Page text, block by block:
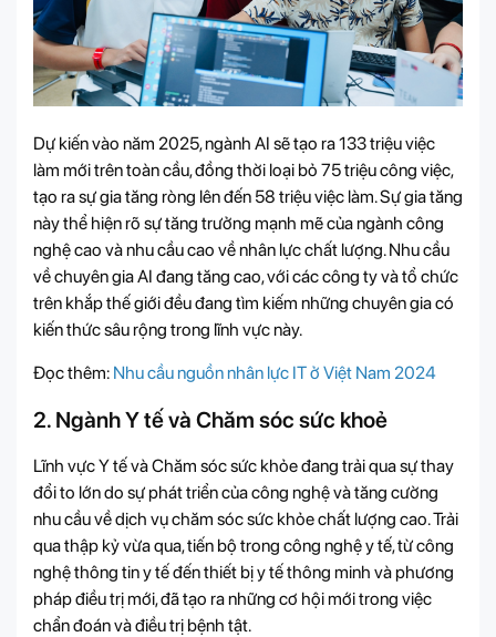
Dự kiến vào năm 2025, ngành AI sẽ tạo ra 133 triệu việc
làm mới trên toàn cầu, đồng thời loại bỏ 75 triệu công việc,
tạo ra sự gia tăng ròng lên đến 58 triệu việc làm. Sự gia tăng
này thể hiện rõ sự tăng trưởng mạnh mẽ của ngành công
nghệ cao và nhu cầu cao về nhân lực chất lượng. Nhu cầu
về chuyên gia AI đang tăng cao, với các công ty và tổ chức
trên khắp thế giới đều đang tìm kiếm những chuyên gia có
kiến thức sâu rộng trong lĩnh vực này.
Đọc thêm: Nhu cầu nguồn nhân lực IT ở Việt Nam 2024
2. Ngành Y tế và Chăm sóc sức khoẻ
Lĩnh vực Y tế và Chăm sóc sức khỏe đang trải qua sự thay
đổi to lớn do sự phát triển của công nghệ và tăng cường
nhu cầu về dịch vụ chăm sóc sức khỏe chất lượng cao. Trải
qua thập kỷ vừa qua, tiến bộ trong công nghệ y tế, từ công
nghệ thông tin y tế đến thiết bị y tế thông minh và phương
pháp điều trị mới, đã tạo ra những cơ hội mới trong việc
chẩn đoán và điều trị bệnh tật.